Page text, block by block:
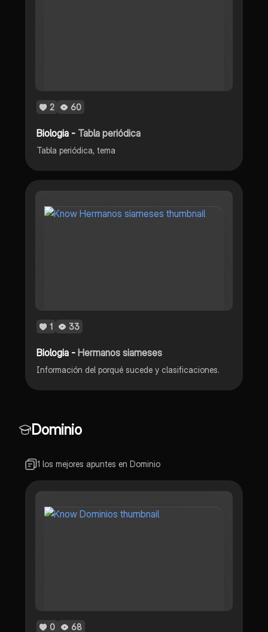
2 60
Biologia - Tabla periódica
Tabla periódica, tema
1 33
Biologia -Hermanos siameses
Información del porqué sucede y clasificaciones.
Dominio
1 los mejores apuntes en Dominio
0 68